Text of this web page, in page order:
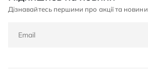
Дізнавайтесь першими про акції та новини